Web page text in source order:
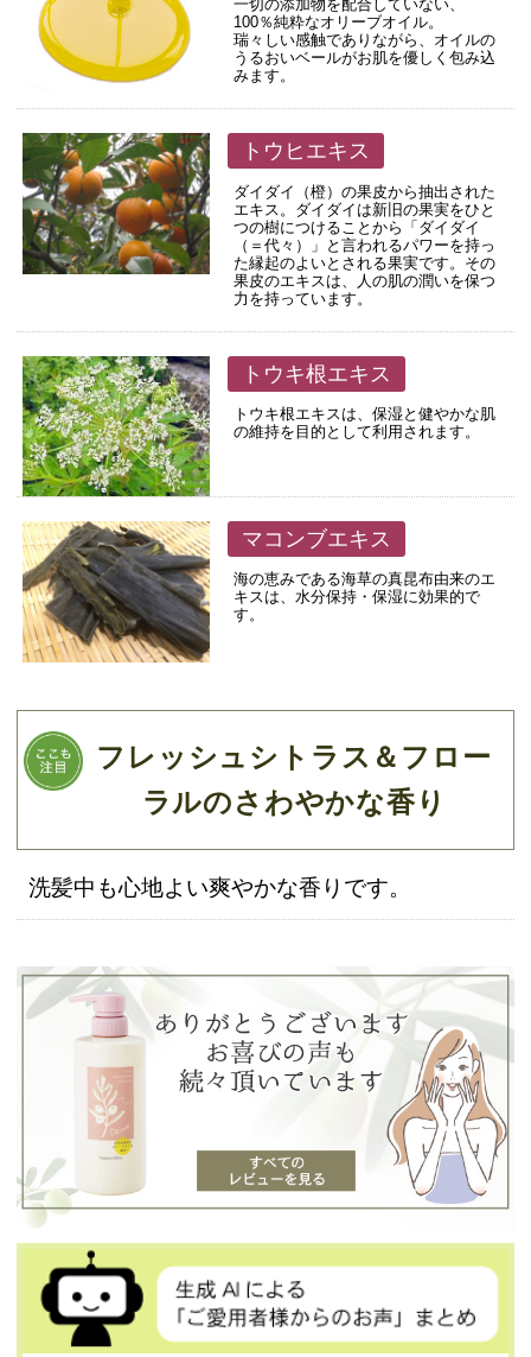
一切の添加物を配合していない、
100％純粋なオリーブオイル。
瑞々しい感触でありながら、オイルの
うるおいベールがお肌を優しく包み込
みます。
トウヒエキス
ダイダイ（橙）の果皮から抽出された
エキス。ダイダイは新旧の果実をひと
つの樹につけることから「ダイダイ
（＝代々）」と言われるパワーを持っ
た縁起のよいとされる果実です。その
果皮のエキスは、人の肌の潤いを保つ
力を持っています。
トウキ根エキス
トウキ根エキスは、保湿と健やかな肌
の維持を目的として利用されます。
マコンブエキス
海の恵みである海草の真昆布由来のエ
キスは、水分保持・保湿に効果的で
す。
フレッシュシトラス＆フロー
ラルのさわやかな香り
洗髪中も心地よい爽やかな香りです。